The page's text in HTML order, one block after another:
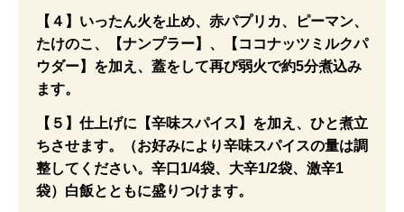
【４】いったん火を止め、赤パプリカ、ピーマン、
たけのこ、【ナンプラー】、【ココナッツミルクパ
ウダー】を加え、蓋をして再び弱火で約5分煮込み
ます。
【５】仕上げに【辛味スパイス】を加え、ひと煮立
ちさせます。（お好みにより辛味スパイスの量は調
整してください。辛口1/4袋、大辛1/2袋、激辛1
袋）白飯とともに盛りつけます。